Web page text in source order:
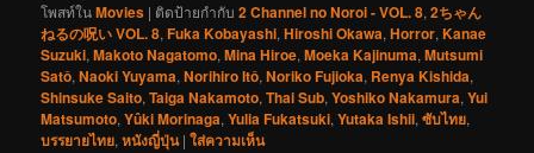
โพสท์ในMovies | ติดป้ายกำกับ 2 Channel no Noroi - VOL. 8,2ちゃん
ねるの呪い VOL. 8,Fuka Kobayashi,Hiroshi Okawa,Horror,Kanae
Suzuki,Makoto Nagatomo,Mina Hiroe,Moeka Kajinuma,Mutsumi
Satô,Naoki Yuyama,Norihiro Itô,Noriko Fujioka, Renya Kishida,
Shinsuke Saito,Taiga Nakamoto,Thai Sub,Yoshiko Nakamura,Yui
Matsumoto,Yûki Morinaga,Yulia Fukatsuki,Yutaka Ishii,ซับไทย,
บรรยายไทย,หนังญี่ปุ่น |ใส่ความเห็น